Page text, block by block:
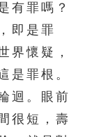
有罪嗎？
即是罪
界懷疑，
是罪根。
迴。眼前
很短，壽